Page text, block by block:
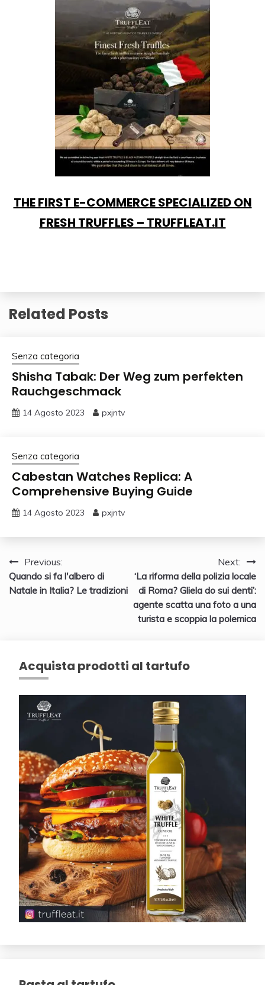
THE FIRST E-COMMERCE SPECIALIZED ON
FRESH TRUFFLES – TRUFFLEAT.IT
Related Posts
Senza categoria
Shisha Tabak: Der Weg zum perfekten
Rauchgeschmack
14 Agosto 2023 pxjntv
Senza categoria
Cabestan Watches Replica: A
Comprehensive Buying Guide
14 Agosto 2023 pxjntv
Navigazione
articoli
Previous:
Quando si fa l'albero di
Natale in Italia? Le tradizioni
Next:
‘La riforma della polizia locale
di Roma? Gliela do sui denti’:
agente scatta una foto a una
turista e scoppia la polemica
Acquista prodotti al tartufo